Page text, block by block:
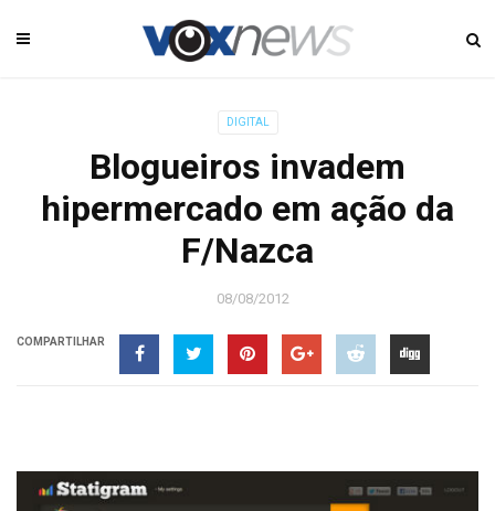
DIGITAL
Blogueiros invadem
hipermercado em ação da
F/Nazca
08/08/2012
COMPARTILHAR